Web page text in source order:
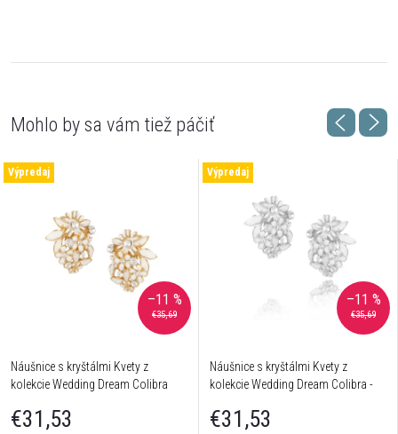
Výpredaj
€35,69
–11 %
Náušnice s kryštálmi Kvety z
kolekcie Wedding Dream Colibra
€31,53
Výpredaj
€35,69
–11 %
Náušnice s kryštálmi Kvety z
kolekcie Wedding Dream Colibra -
€31,53